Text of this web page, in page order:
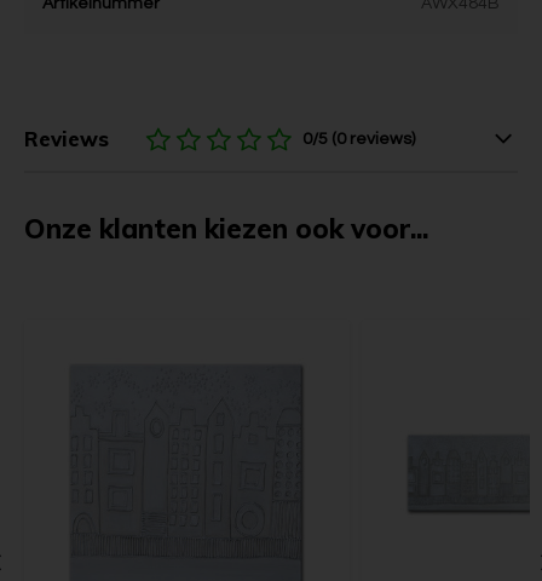
Artikelnummer AWX484B
Reviews 0/5 (0 reviews)
Onze klanten kiezen ook voor...